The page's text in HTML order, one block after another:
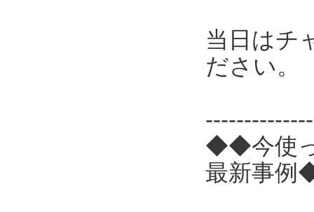
当日はチ
ださい。
◆◆今使っ
最新事